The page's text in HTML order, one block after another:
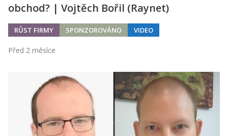
obchod? | Vojtěch Bořil (Raynet)
RŮST FIRMY SPONZOROVÁNO VIDEO
Před 2 měsíce